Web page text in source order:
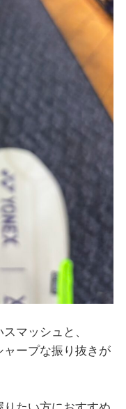
マッシュと、
ャープな振り抜きが